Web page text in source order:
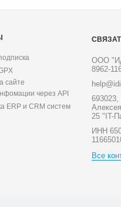
сайте
через API
ERP и CRM систем
ООО
8962-
25 "IT-
ИНН
Все